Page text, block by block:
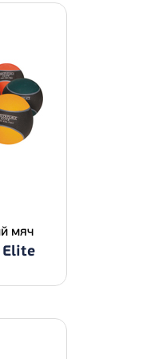
мяч
Elite